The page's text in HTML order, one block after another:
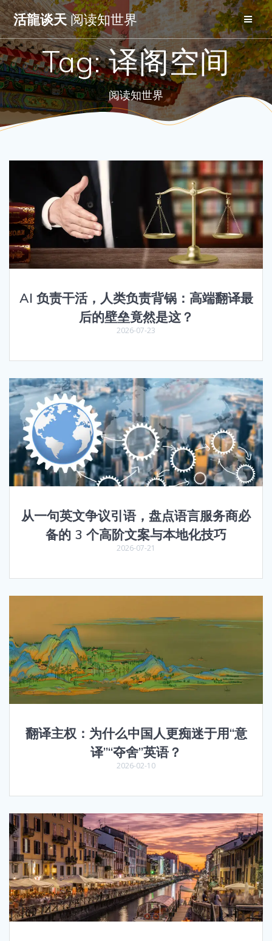
Skip
to
content
活龍谈天阅读知世界
Tag:译阁空间
阅读知世界
AI 负责干活，人类负责背锅：高端翻译最
后的壁垒竟然是这？
2026-07-23
从一句英文争议引语，盘点语言服务商必
备的 3 个高阶文案与本地化技巧
2026-07-21
翻译主权：为什么中国人更痴迷于用“意
译”“夺舍”英语？
2026-02-10